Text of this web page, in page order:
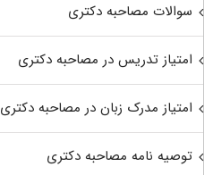
سوالات مصاحبه دکتری
امتیاز تدریس در مصاحبه دکتری
امتیاز مدرک زبان در مصاحبه دکتری
توصیه نامه مصاحبه دکتری